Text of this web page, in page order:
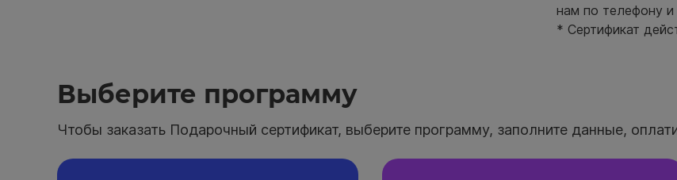
нам по телефону и
* Сертификат
Выберите программу
Чтобы заказать Подарочный сертификат, выберите программу, заполните данные,